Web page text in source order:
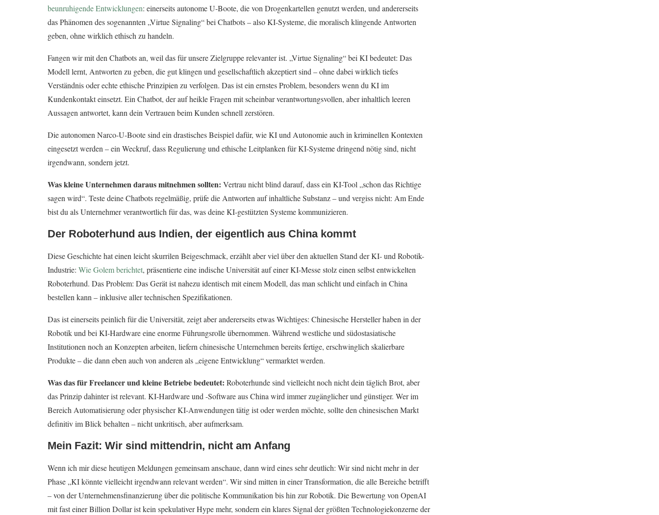
beunruhigende Entwicklungen: einerseits autonome U-Boote, die von Drogenkartellen genutzt werden, und andererseits
das Phänomen des sogenannten „Virtue Signaling“ bei Chatbots – also KI-Systeme, die moralisch klingende Antworten
geben, ohne wirklich ethisch zu handeln.
Fangen wir mit den Chatbots an, weil das für unsere Zielgruppe relevanter ist. „Virtue Signaling“ bei KI bedeutet: Das
Modell lernt, Antworten zu geben, die gut klingen und gesellschaftlich akzeptiert sind – ohne dabei wirklich tiefes
Verständnis oder echte ethische Prinzipien zu verfolgen. Das ist ein ernstes Problem, besonders wenn du KI im
Kundenkontakt einsetzt. Ein Chatbot, der auf heikle Fragen mit scheinbar verantwortungsvollen, aber inhaltlich leeren
Aussagen antwortet, kann dein Vertrauen beim Kunden schnell zerstören.
Die autonomen Narco-U-Boote sind ein drastisches Beispiel dafür, wie KI und Autonomie auch in kriminellen Kontexten
eingesetzt werden – ein Weckruf, dass Regulierung und ethische Leitplanken für KI-Systeme dringend nötig sind, nicht
irgendwann, sondern jetzt.
Was kleine Unternehmen daraus mitnehmen sollten: Vertrau nicht blind darauf, dass ein KI-Tool „schon das Richtige
sagen wird“. Teste deine Chatbots regelmäßig, prüfe die Antworten auf inhaltliche Substanz – und vergiss nicht: Am Ende
bist du als Unternehmer verantwortlich für das, was deine KI-gestützten Systeme kommunizieren.
Der Roboterhund aus Indien, der eigentlich aus China kommt
Diese Geschichte hat einen leicht skurrilen Beigeschmack, erzählt aber viel über den aktuellen Stand der KI- und Robotik-
Industrie: Wie Golem berichtet, präsentierte eine indische Universität auf einer KI-Messe stolz einen selbst entwickelten
Roboterhund. Das Problem: Das Gerät ist nahezu identisch mit einem Modell, das man schlicht und einfach in China
bestellen kann – inklusive aller technischen Spezifikationen.
Das ist einerseits peinlich für die Universität, zeigt aber andererseits etwas Wichtiges: Chinesische Hersteller haben in der
Robotik und bei KI-Hardware eine enorme Führungsrolle übernommen. Während westliche und südostasiatische
Institutionen noch an Konzepten arbeiten, liefern chinesische Unternehmen bereits fertige, erschwinglich skalierbare
Produkte – die dann eben auch von anderen als „eigene Entwicklung“ vermarktet werden.
Was das für Freelancer und kleine Betriebe bedeutet: Roboterhunde sind vielleicht noch nicht dein täglich Brot, aber
das Prinzip dahinter ist relevant. KI-Hardware und -Software aus China wird immer zugänglicher und günstiger. Wer im
Bereich Automatisierung oder physischer KI-Anwendungen tätig ist oder werden möchte, sollte den chinesischen Markt
definitiv im Blick behalten – nicht unkritisch, aber aufmerksam.
Mein Fazit: Wir sind mittendrin, nicht am Anfang
Wenn ich mir diese heutigen Meldungen gemeinsam anschaue, dann wird eines sehr deutlich: Wir sind nicht mehr in der
Phase „KI könnte vielleicht irgendwann relevant werden“. Wir sind mitten in einer Transformation, die alle Bereiche betrifft
– von der Unternehmensfinanzierung über die politische Kommunikation bis hin zur Robotik. Die Bewertung von OpenAI
mit fast einer Billion Dollar ist kein spekulativer Hype mehr, sondern ein klares Signal der größten Technologiekonzerne der